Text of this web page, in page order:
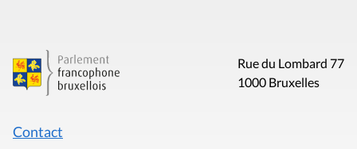
Rue du Lombard 77
1000 Bruxelles
Contact